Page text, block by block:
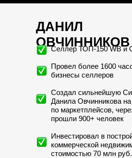
Селлер ТОП-150 WB и
Провел более 1600
бизнесы селлеров
Создал сильнейшую
Данила Овчинникова
по маркетплейсов,
прошли 900+ человек
Инвестировал в
коммерческой
стоимостью 70 млн руб.
ДАНИЛ
ОВЧИННИКОВ